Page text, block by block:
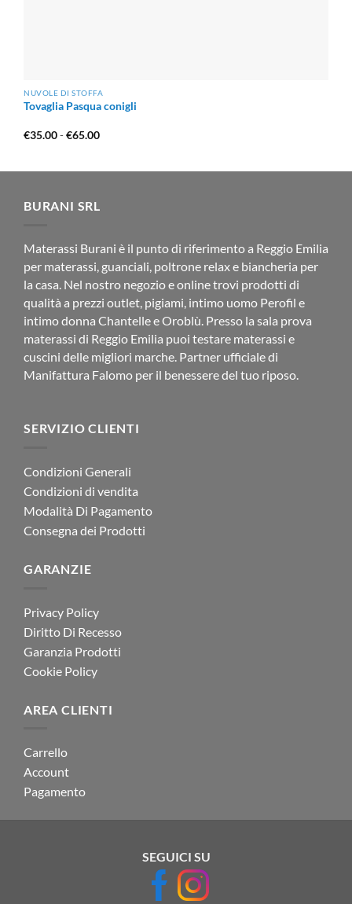
NUVOLE DI STOFFA
Tovaglia Pasqua conigli
€35.00-€65.00Fascia
€35.00
BURANI SRL
Materassi Burani è il punto di riferimento a Reggio Emilia
per materassi, guanciali, poltrone relax e biancheria per
la casa. Nel nostro negozio e online trovi prodotti di
qualità a prezzi outlet, pigiami, intimo uomo Perofil e
intimo donna Chantelle e Oroblù. Presso la sala prova
materassi di Reggio Emilia puoi testare materassi e
cuscini delle migliori marche. Partner ufficiale di
Manifattura Falomo per il benessere del tuo riposo.
SERVIZIO CLIENTI
Condizioni Generali
Condizioni di vendita
Modalità Di Pagamento
Consegna dei Prodotti
GARANZIE
Privacy Policy
Diritto Di Recesso
Garanzia Prodotti
Cookie Policy
AREA CLIENTI
Carrello
Account
Pagamento
SEGUICI SU